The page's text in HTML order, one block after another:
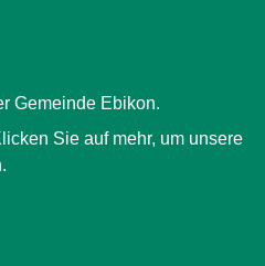
Gemeinde Ebikon.
Sie auf mehr, um unsere